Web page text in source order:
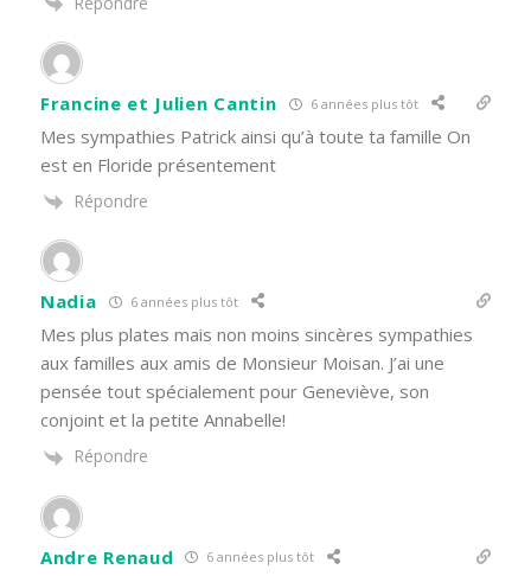
Francine et Julien Cantin 6 années plus tôt
Mes sympathies Patrick ainsi qu’à toute ta famille On
est en Floride présentement
Répondre
Nadia 6 années plus tôt
Mes plus plates mais non moins sincères sympathies
aux familles aux amis de Monsieur Moisan. J’ai une
pensée tout spécialement pour Geneviève, son
conjoint et la petite Annabelle!
Répondre
Andre Renaud 6 années plus tôt